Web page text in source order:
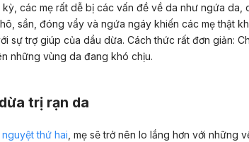
kỳ, các mẹ rất dễ bị các vấn đề về da như ngứa da,
sần, đóng vẩy và ngứa ngáy khiến các mẹ thật
sự trợ giúp của dầu dừa. Cách thức rất đơn giản:
những vùng da đang khó chịu.
trị rạn da
thứ hai , mẹ sẽ trở nên lo lắng hơn với những